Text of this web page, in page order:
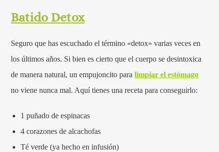
Batido Detox
Seguro que has escuchado el término «detox» varias veces en
los últimos años. Si bien es cierto que el cuerpo se desintoxica
de manera natural, un empujoncito paralimpiar el estómago
no viene nunca mal. Aquí tienes una receta para conseguirlo:
1 puñado de espinacas
4 corazones de alcachofas
Té verde (ya hecho en infusión)